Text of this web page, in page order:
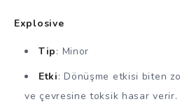
Explosive
Tip: Minor
Etki: Dönüşme etkisi biten
ve çevresine toksik hasar verir.